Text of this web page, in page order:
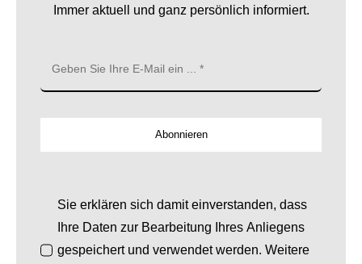
Immer aktuell und ganz persönlich informiert.
Abonnieren
Sie erklären sich damit einverstanden, dass
Ihre Daten zur Bearbeitung Ihres Anliegens
gespeichert und verwendet werden. Weitere